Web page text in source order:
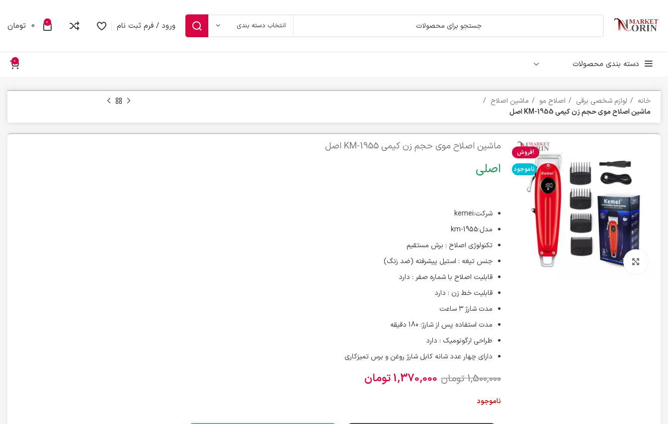
انتخاب دسته بندی ورود / فرم ثبت نام 0
0 تومان
دسته بندی محصولات 0
خانه لوازم شخصی برقی اصلاح مو
ماشین اصلاح
ماشین اصلاح موی حجم زن کیمی KM-1955 اصل
فروش!
ناموجود
برای بزرگنمایی کلیک کنید
ماشین اصلاح موی حجم زن کیمی KM-1955 اصل
اصلی
شرکت:kemei
مدل:km-1955
تکنولوژی اصلاح : برش مستقیم
جنس تیغه : استیل پیشرفته (ضد زنگ)
قابلیت اصلاح با شماره صفر : دارد
قابلیت خط زن : دارد
مدت شارژ ۳ ساعت
مدت استفاده پس از شارژ: 180 دقیقه
طراحی ارگونومیک : دارد
دارای چهار عدد شانه کابل شارژ روغن و برس تمیزکاری
1,500,000 تومان 1,370,000تومان
ناموجود